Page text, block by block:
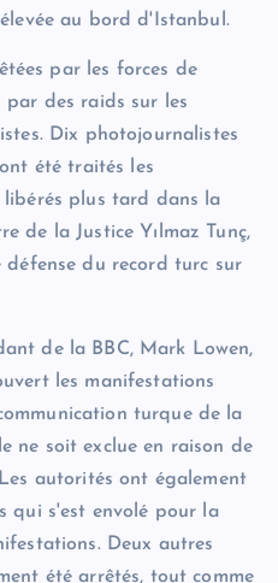
au bord d'Istanbul.
par les forces de
par des raids sur les
Dix photojournalistes
été traités les
plus tard dans la
de la Justice Yılmaz Tunç,
du record turc sur
de la BBC, Mark Lowen,
les manifestations
turque de la
ne soit exclue en raison de
autorités ont également
qui s'est envolé pour la
Deux autres
été arrêtés, tout comme